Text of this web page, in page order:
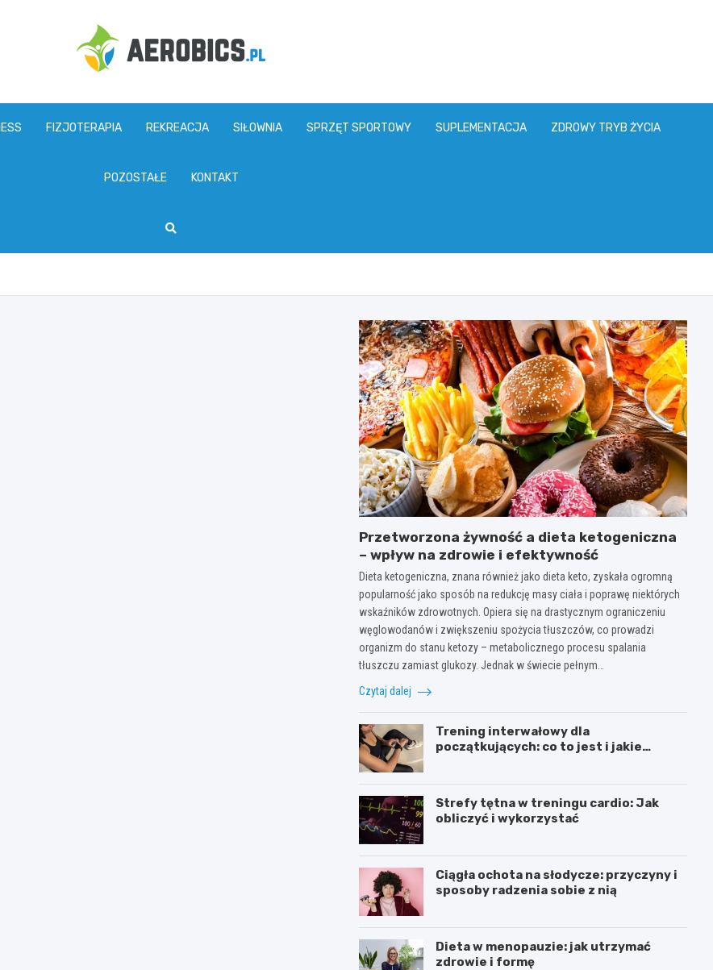
aerobics.pl
FIZJOTERAPIA REKREACJA SIŁOWNIA SPRZĘT SPORTOWY SUPLEMENTACJA ZDROWY TRYB ŻYCIA
POZOSTAŁE KONTAKT
Przetworzona żywność a dieta ketogeniczna
– wpływ na zdrowie i efektywność
Dieta ketogeniczna, znana również jako dieta keto, zyskała ogromną
popularność jako sposób na redukcję masy ciała i poprawę niektórych
wskaźników zdrowotnych. Opiera się na drastycznym ograniczeniu
węglowodanów i zwiększeniu spożycia tłuszczów, co prowadzi
organizm do stanu ketozy – metabolicznego procesu spalania
tłuszczu zamiast glukozy. Jednak w świecie pełnym…
Czytaj dalej
Trening interwałowy dla
początkujących: co to jest i jakie
Strefy tętna w treningu cardio: Jak
obliczyć i wykorzystać
Ciągła ochota na słodycze: przyczyny i
sposoby radzenia sobie z nią
Dieta w menopauzie: jak utrzymać
zdrowie i formę